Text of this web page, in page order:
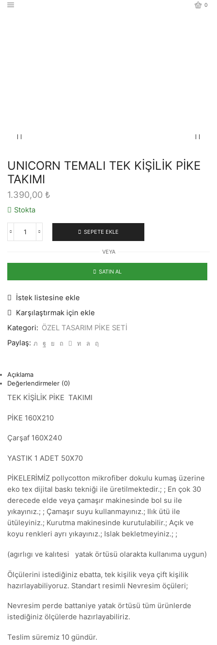
0
UNICORN TEMALI TEK KİŞİLİK PİKE
TAKIMI
1.390,00 ₺
Stokta
UNICORN
KİŞİLİK
TAKIMI
SEPETE EKLE
VEYA
SATIN AL
İstek listesine ekle
Karşılaştırmak için ekle
Kategori: ÖZEL TASARIM PİKE SETİ
Paylaş:
Açıklama
Değerlendirmeler (0)
TEK KİŞİLİK PİKE TAKIMI
PİKE 160X210
Çarşaf 160X240
YASTIK 1 ADET 50X70
PİKELERİMİZ pollycotton mikrofiber dokulu kumaş üzerine
eko tex dijital baskı tekniği ile üretilmektedir.; ; En çok 30
derecede elde veya çamaşır makinesinde bol su ile
yıkayınız.; ; Çamaşır suyu kullanmayınız.; Ilık ütü ile
ütüleyiniz.; Kurutma makinesinde kurutulabilir.; Açık ve
koyu renkleri ayrı yıkayınız.; Islak bekletmeyiniz.; ;
(agırlıgı ve kalıtesi yatak örtüsü olarakta kullanıma uygun)
Ölçülerini istediğiniz ebatta, tek kişilik veya çift kişilik
hazırlayabiliyoruz. Standart resimli Nevresim öçüleri;
Nevresim perde battaniye yatak örtüsü tüm ürünlerde
istediğiniz ölçülerde hazırlayabiliriz.
Teslim süremiz 10 gündür.